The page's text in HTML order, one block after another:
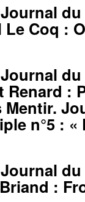
Coq :
Renard :
Mentir.
n°5 :
: